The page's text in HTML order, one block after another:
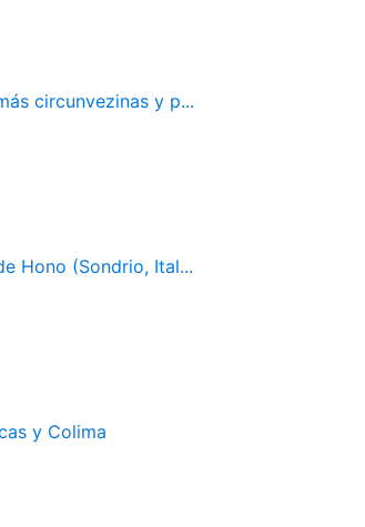
circunvezinas y p...
Hono (Sondrio, Ital...
y Colima